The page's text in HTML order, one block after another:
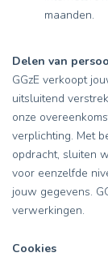
maanden.
Delen van
GGzE verkoopt
uitsluitend
onze
verplichting. Met
opdracht, sluiten
voor eenzelfde
jouw gegevens.
verwerkingen.
Cookies